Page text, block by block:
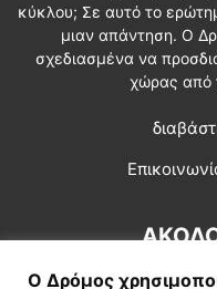
κύκλου; Σε αυτό το
μιαν απάντηση. Ο
σχεδιασμένα να
χώρας από
Ο Δρόμος